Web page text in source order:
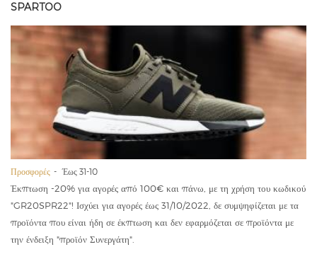
SPARTOO
Προσφορές Έως 31-10
Έκπτωση -20% για αγορές από 100€ και πάνω, με τη χρήση του κωδικού
"GR20SPR22"! Ισχύει για αγορές έως 31/10/2022, δε συμψηφίζεται με τα
προϊόντα που είναι ήδη σε έκπτωση και δεν εφαρμόζεται σε προϊόντα με
την ένδειξη "προϊόν Συνεργάτη".